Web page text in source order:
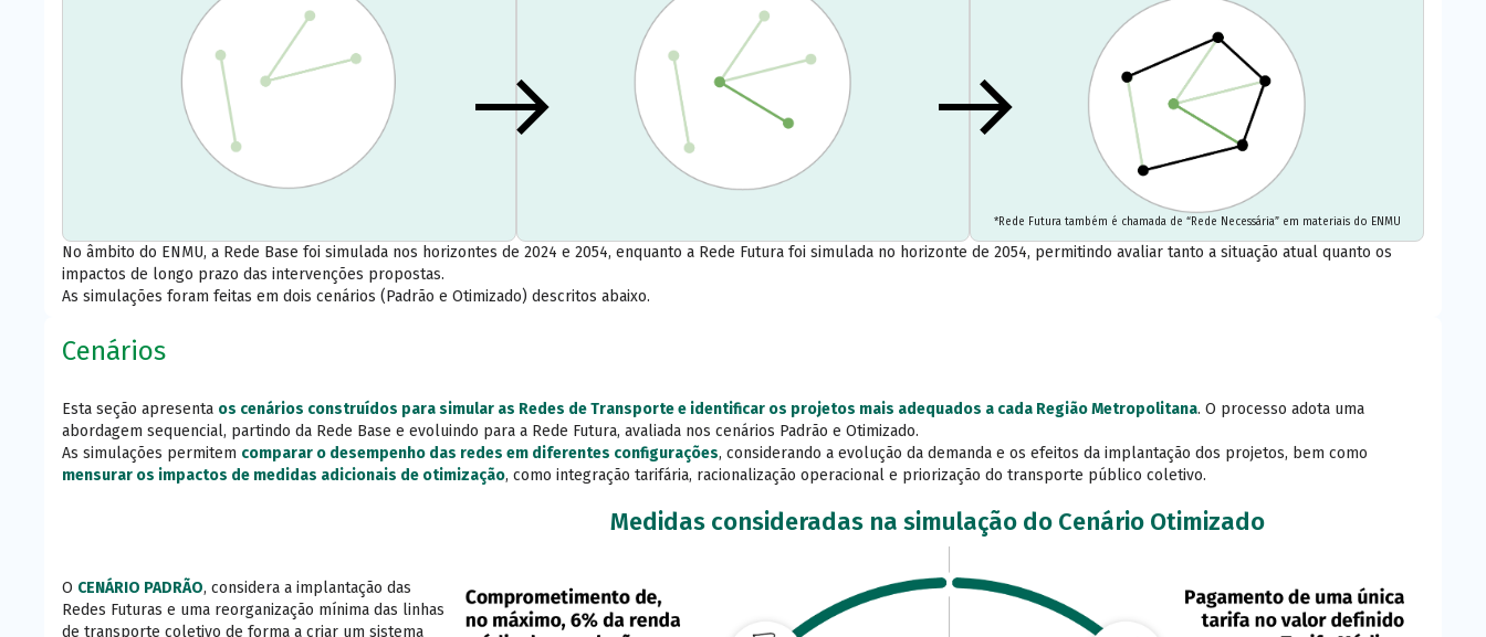
arrow_right_alt arrow_right_alt
*Rede Futura também é chamada de “Rede Necessária” em materiais do ENMU
No âmbito do ENMU, a Rede Base foi simulada nos horizontes de 2024 e 2054, enquanto a Rede Futura foi simulada no horizonte de 2054, permitindo avaliar tanto a situação atual quanto os
impactos de longo prazo das intervenções propostas.
As simulações foram feitas em dois cenários (Padrão e Otimizado) descritos abaixo.
Cenários
Esta seção apresenta os cenários construídos para simular as Redes de Transporte e identificar os projetos mais adequados a cada Região Metropolitana. O processo adota uma
abordagem sequencial, partindo da Rede Base e evoluindo para a Rede Futura, avaliada nos cenários Padrão e Otimizado.
As simulações permitem comparar o desempenho das redes em diferentes configurações, considerando a evolução da demanda e os efeitos da implantação dos projetos, bem como
mensurar os impactos de medidas adicionais de otimização, como integração tarifária, racionalização operacional e priorização do transporte público coletivo.
O CENÁRIO PADRÃO, considera a implantação das
Redes Futuras e uma reorganização mínima das linhas
de transporte coletivo de forma a criar um sistema
Medidas consideradas na simulação do Cenário Otimizado